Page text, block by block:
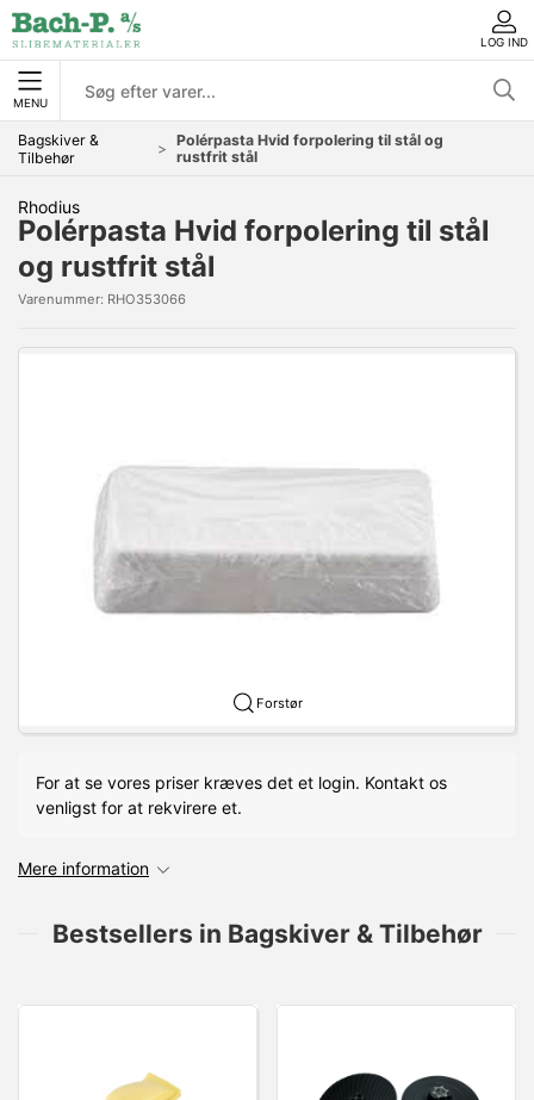
LOG IND
MENU
Bagskiver &
Tilbehør
Polérpasta Hvid forpolering til stål og
rustfrit stål
Rhodius
Polérpasta Hvid forpolering til stål
og rustfrit stål
Varenummer: RHO353066
Forstør
For at se vores priser kræves det et login. Kontakt os
venligst for at rekvirere et.
Mere information
Bestsellers in Bagskiver & Tilbehør